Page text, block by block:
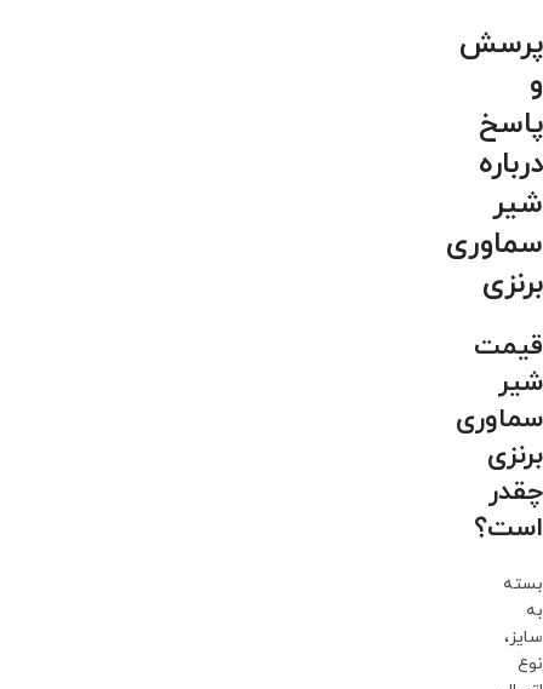
پرسش
و
پاسخ
درباره
شیر
سماوری
برنزی
قیمت
شیر
سماوری
برنزی
چقدر
است؟
بسته
به
سایز،
نوع